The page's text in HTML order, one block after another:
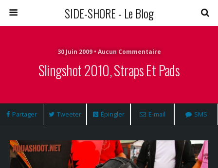
SIDE-SHORE - Le Blog
30 Juin 2009 • Aucun Commentaire
Slingshot 2010, Straps Et Pads
Partager Tweeter Épingler E-mail SMS